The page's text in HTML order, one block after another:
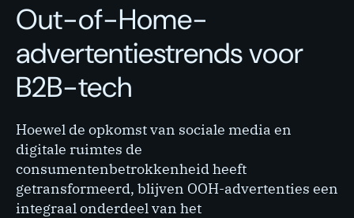
Out-of-Home-
advertentiestrends voor
B2B-tech
Hoewel de opkomst van sociale media en
digitale ruimtes de
consumentenbetrokkenheid heeft
getransformeerd, blijven OOH-advertenties een
integraal onderdeel van het